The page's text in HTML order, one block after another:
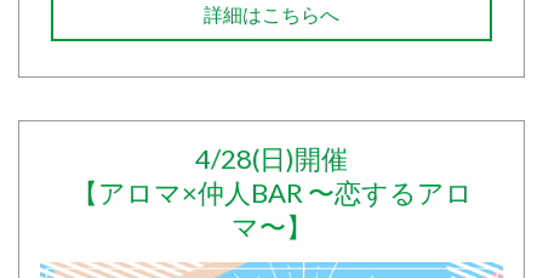
詳細はこちらへ
4/28(日)開催
【アロマ×仲人BAR 〜恋するアロ
マ〜】